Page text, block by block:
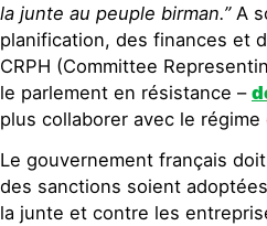
la junte au peuple birman.” A
planification, des finances et
CRPH (Committee
le parlement en résistance –
plus collaborer avec le régime
Le gouvernement français
des sanctions soient
la junte et contre les